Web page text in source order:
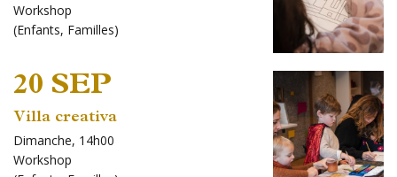
Workshop
(Enfants, Familles)
20 SEP
Villa creativa
Dimanche, 14h00
Workshop